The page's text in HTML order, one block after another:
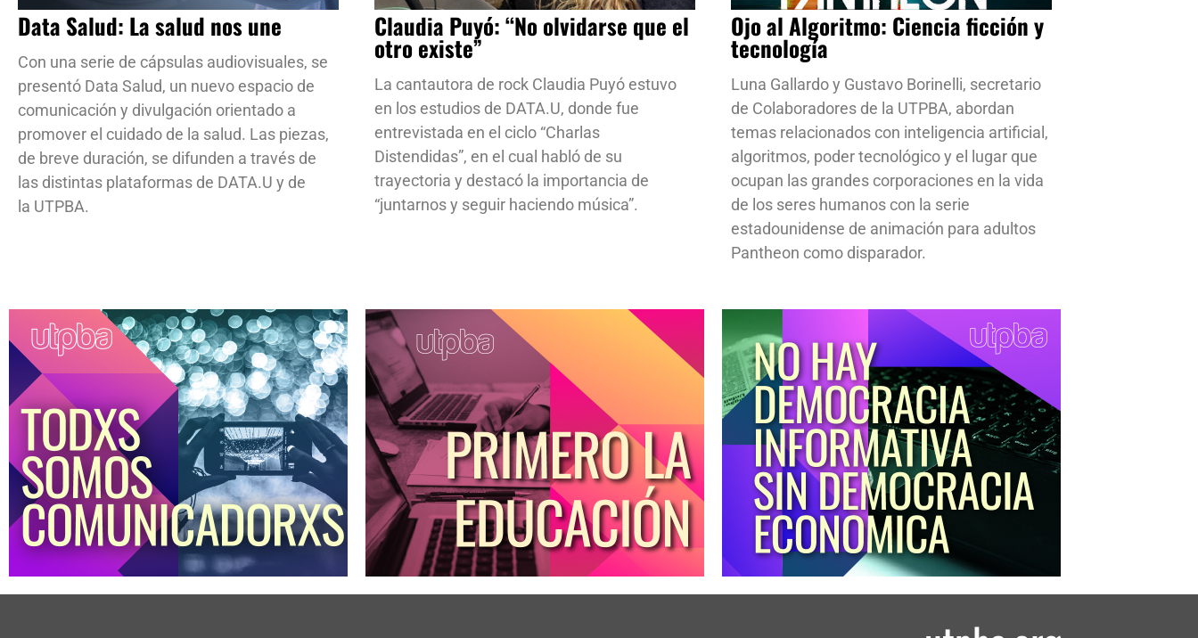
Data Salud: La salud nos une
Con una serie de cápsulas audiovisuales, se
presentó Data Salud, un nuevo espacio de
comunicación y divulgación orientado a
promover el cuidado de la salud. Las piezas,
de breve duración, se difunden a través de
las distintas plataformas de DATA.U y de
la UTPBA.
Claudia Puyó: “No olvidarse que el
otro existe”
La cantautora de rock Claudia Puyó estuvo
en los estudios de DATA.U, donde fue
entrevistada en el ciclo “Charlas
Distendidas”, en el cual habló de su
trayectoria y destacó la importancia de
“juntarnos y seguir haciendo música”.
Ojo al Algoritmo: Ciencia ficción y
tecnología
Luna Gallardo y Gustavo Borinelli, secretario
de Colaboradores de la UTPBA, abordan
temas relacionados con inteligencia artificial,
algoritmos, poder tecnológico y el lugar que
ocupan las grandes corporaciones en la vida
de los seres humanos con la serie
estadounidense de animación para adultos
Pantheon como disparador.